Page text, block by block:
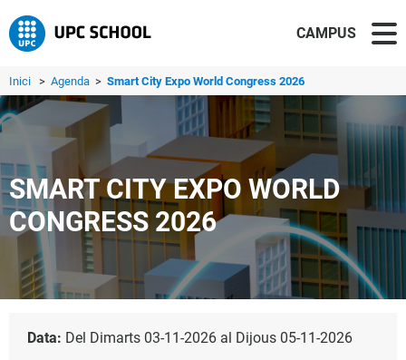
CAMPUS
Inici > Agenda > Smart City Expo World Congress 2026
SMART CITY EXPO WORLD
CONGRESS 2026
Data: Del Dimarts 03-11-2026 al Dijous 05-11-2026